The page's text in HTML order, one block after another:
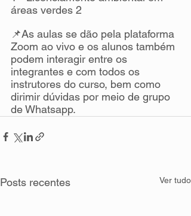
áreas verdes 2
📌As aulas se dão pela plataforma
Zoom ao vivo e os alunos também
podem interagir entre os
integrantes e com todos os
instrutores do curso, bem como
dirimir dúvidas por meio de grupo
de Whatsapp.
Posts recentes Ver tudo